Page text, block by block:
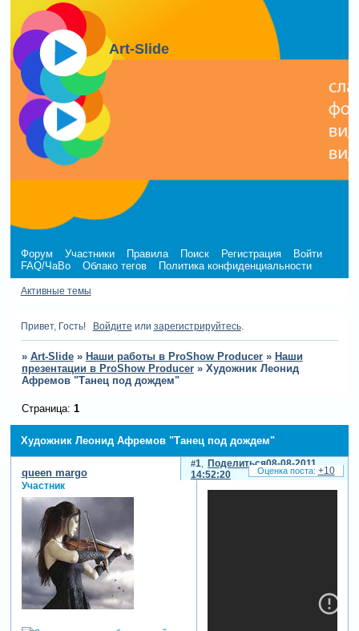
Art-Slide
Форум Участники Правила Поиск Регистрация
Войти
FAQ/ЧаВо
Облако тегов Политика конфиденциальности
Активные темы
Привет, Гость! Войдите или зарегистрируйтесь.
» Art-Slide » Наши работы в ProShow Producer » Наши
презентации в ProShow Producer » Художник Леонид
Афремов "Танец под дождем"
Художник Леонид Афремов "Танец под дождем"
Страница: 1
Поделиться
1
08-08-2011
14:52:20
queen margo
Участник
+10